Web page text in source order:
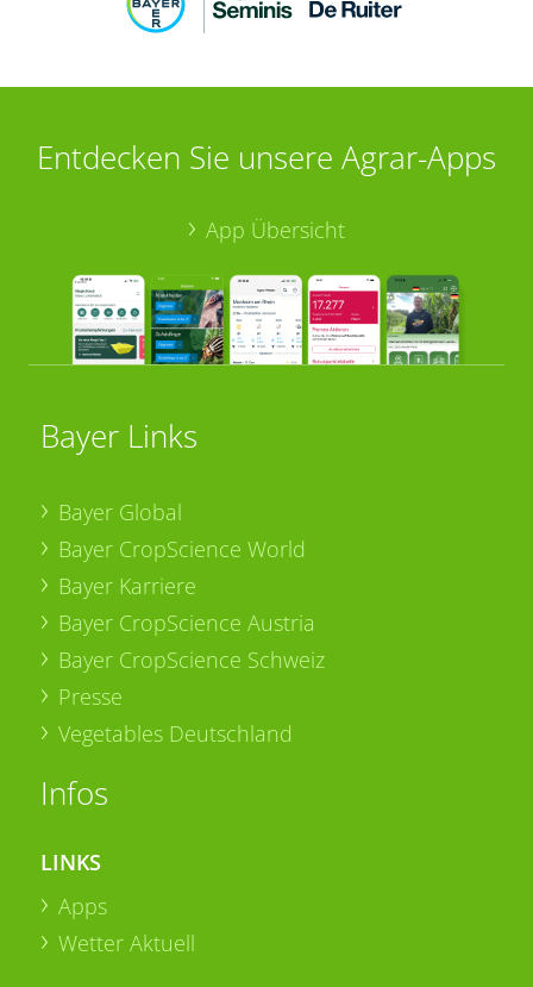
Entdecken Sie unsere Agrar-Apps
App Übersicht
Bayer Links
Bayer Global
Bayer CropScience World
Bayer Karriere
Bayer CropScience Austria
Bayer CropScience Schweiz
Presse
Vegetables Deutschland
Infos
LINKS
Apps
Wetter Aktuell